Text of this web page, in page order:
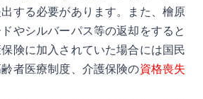
出する必要があります。また、檜原
やシルバーパス等の返却をすると
険に加入されていた場合には国民
者医療制度、介護保険の資格喪失